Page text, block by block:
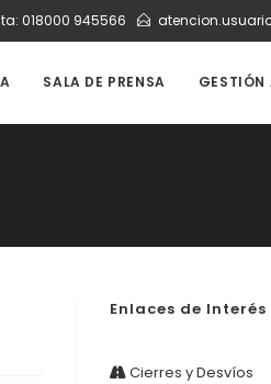
018000 945566
SALA DE PRENSA GESTIÓN
Enlaces de Interés
Cierres y Desvíos